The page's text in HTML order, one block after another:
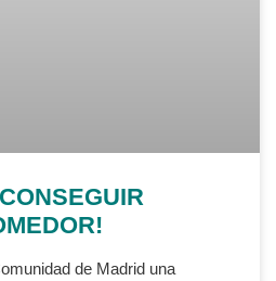
de Madrid una